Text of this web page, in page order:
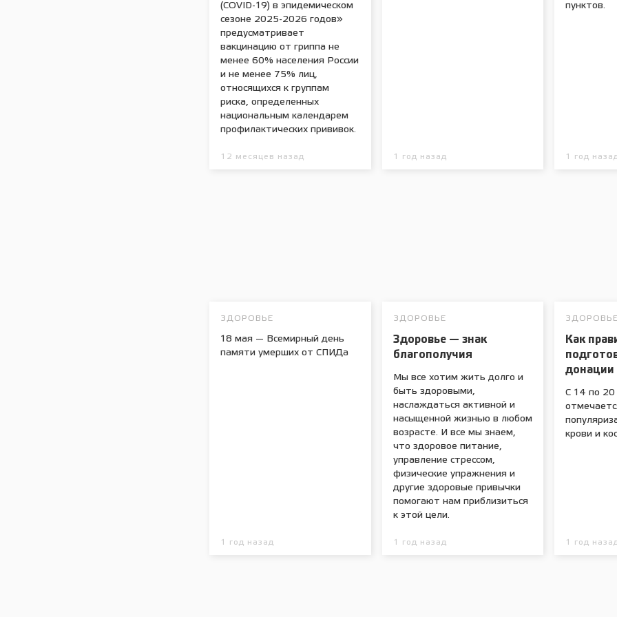
(COVID-19) в эпидемическом
сезоне 2025-2026 годов»
предусматривает
вакцинацию от гриппа не
менее 60% населения России
и не менее 75% лиц,
относящихся к группам
риска, определенных
национальным календарем
профилактических прививок.
12 месяцев назад 1 год назад
пунктов.
1 год
ЗДОРОВЬЕ
18 мая — Всемирный день
памяти умерших от СПИДа
1 год назад
ЗДОРОВЬЕ
Здоровье — знак
благополучия
Мы все хотим жить долго и
быть здоровыми,
наслаждаться активной и
насыщенной жизнью в любом
возрасте. И все мы знаем,
что здоровое питание,
управление стрессом,
физические упражнения и
другие здоровые привычки
помогают нам приблизиться
к этой цели.
1 год назад
Как
донации
С 14 по 20
крови и
1 год